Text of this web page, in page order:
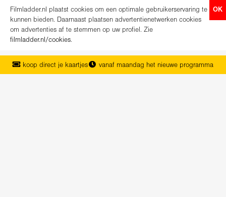
OK
Filmladder.nl plaatst cookies om een optimale gebruikerservaring te
kunnen bieden. Daarnaast plaatsen advertentienetwerken cookies
om advertenties af te stemmen op uw profiel. Zie
filmladder.nl/cookies.
koop direct je kaartjes
vanaf maandag het nieuwe programma
het complete overzicht van Nederland